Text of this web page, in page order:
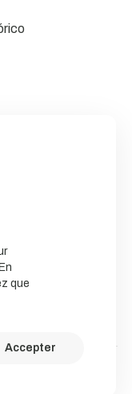
que
Accepter